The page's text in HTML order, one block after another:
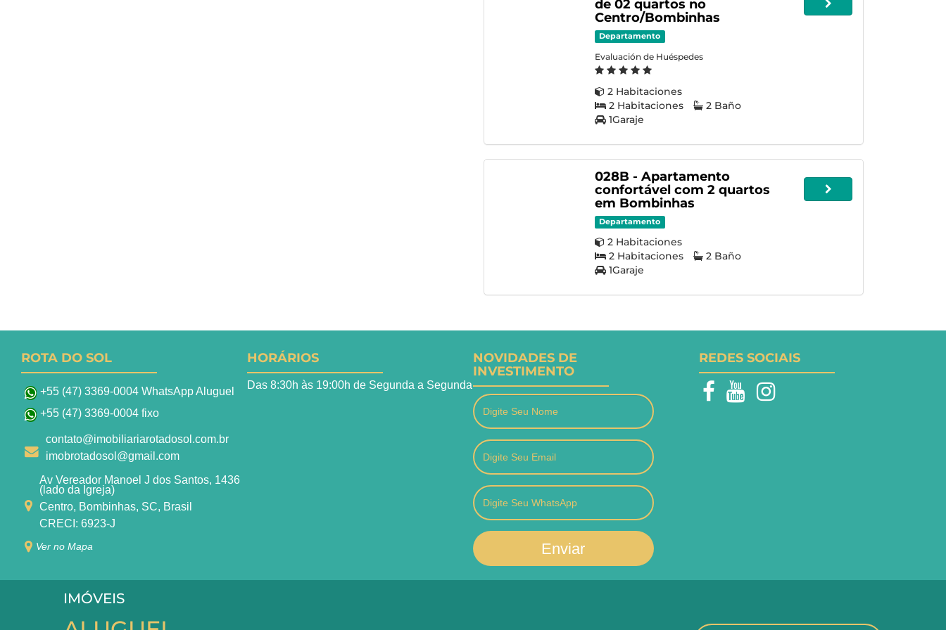
de 02 quartos no
Centro/Bombinhas
Departamento
Evaluación de Huéspedes
2 Habitaciones
2 Habitaciones
2 Baño
1Garaje
028B - Apartamento
confortável com 2 quartos
em Bombinhas
Departamento
2 Habitaciones
2 Habitaciones
2 Baño
1Garaje
ROTA DO SOL
+55 (47) 3369-0004 WhatsApp Aluguel
+55 (47) 3369-0004 fixo
contato@imobiliariarotadosol.com.br
imobrotadosol@gmail.com
Av Vereador Manoel J dos Santos, 1436
(lado da Igreja)
Centro, Bombinhas, SC, Brasil
CRECI: 6923-J
Ver no Mapa
HORÁRIOS
Das 8:30h às 19:00h de Segunda a Segunda
NOVIDADES DE
INVESTIMENTO
Enviar
REDES SOCIAIS
IMÓVEIS